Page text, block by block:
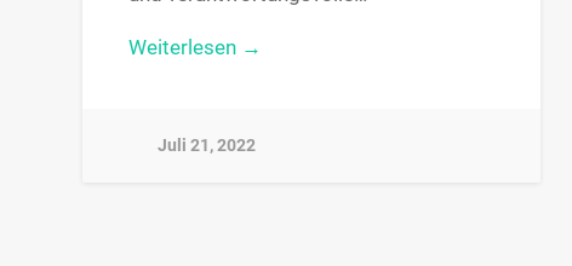
Weiterlesen →
Juli 21, 2022